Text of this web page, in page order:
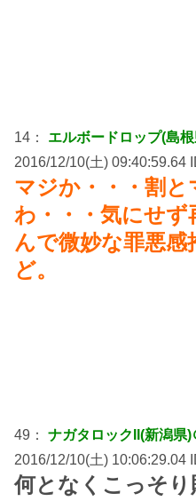
14： エルボードロップ(島
2016/12/10(土) 09:40:59.64
マジか・・・割
わ・・・気にせ
んで微妙な罪悪
ど。
49： ナガタロックII(新潟県
2016/12/10(土) 10:06:29.04
何となくこっそ